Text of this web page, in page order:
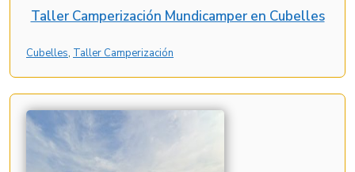
Taller Camperización Mundicamper en Cubelles
Cubelles, Taller Camperización